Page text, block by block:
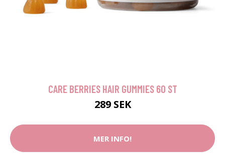
CARE BERRIES HAIR GUMMIES 60 ST
289 SEK
MER INFO!